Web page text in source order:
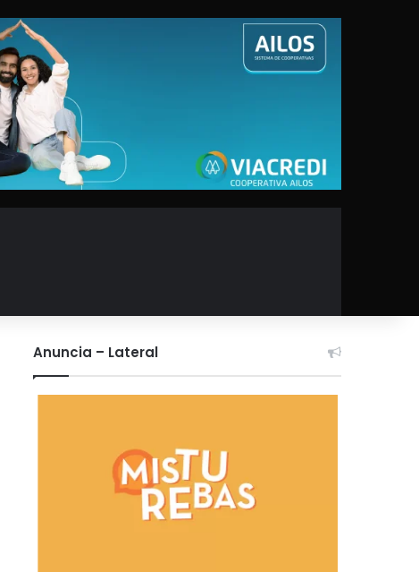
Anuncia – Lateral